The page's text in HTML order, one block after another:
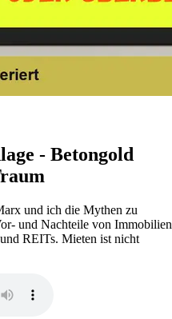
- Betongold
und ich die Mythen zu
und Nachteile von Immobilien
REITs. Mieten ist nicht